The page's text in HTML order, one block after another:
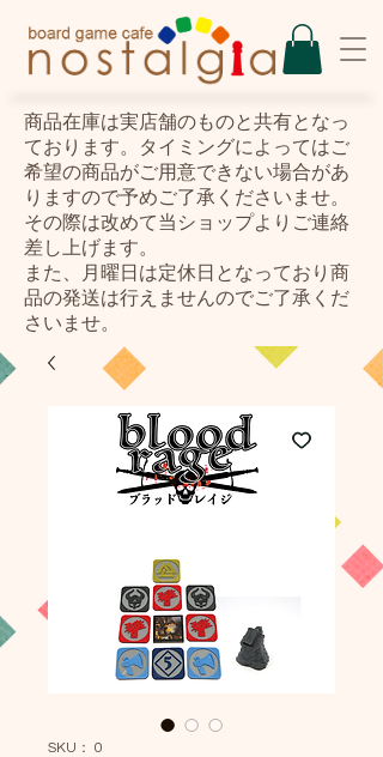
​商品在庫は実店舗のものと共有となっ
ております。タイミングによってはご
希望の商品がご用意できない場合があ
りますので予めご了承くださいませ。
その際は改めて当ショップよりご連絡
差し上げます。
また、月曜日は定休日となっており商
品の発送は行えませんのでご了承くだ
さいませ。
SKU： 0